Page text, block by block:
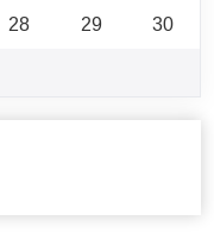
28 29
30